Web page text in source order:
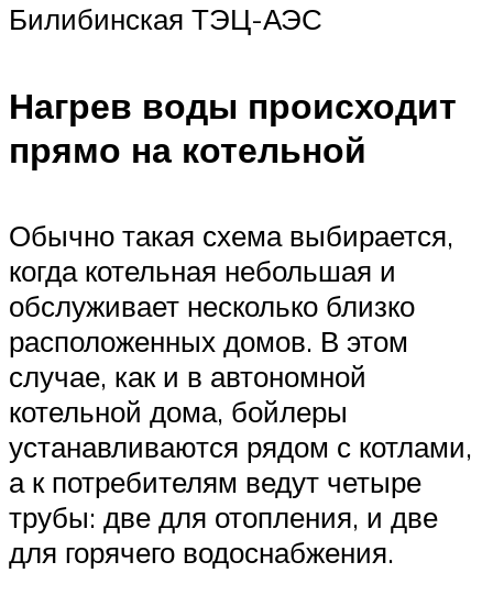
Билибинская ТЭЦ-АЭС
Нагрев воды происходит
прямо на котельной
Обычно такая схема выбирается,
когда котельная небольшая и
обслуживает несколько близко
расположенных домов. В этом
случае, как и в автономной
котельной дома, бойлеры
устанавливаются рядом с котлами,
а к потребителям ведут четыре
трубы: две для отопления, и две
для горячего водоснабжения.